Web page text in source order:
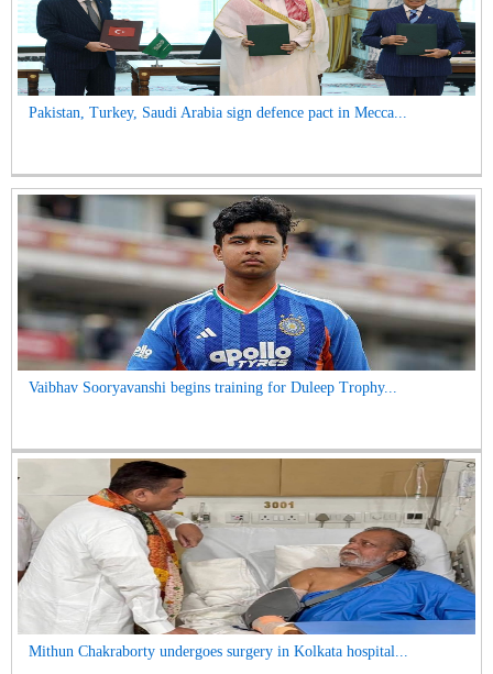
Pakistan, Turkey, Saudi Arabia sign defence pact in Mecca...
Vaibhav Sooryavanshi begins training for Duleep Trophy...
Mithun Chakraborty undergoes surgery in Kolkata hospital...